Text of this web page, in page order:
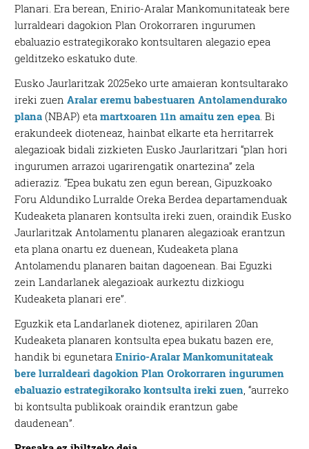
Planari. Era berean, Enirio-Aralar Mankomunitateak bere
lurraldeari dagokion Plan Orokorraren ingurumen
ebaluazio estrategikorako kontsultaren alegazio epea
gelditzeko eskatuko dute.
Eusko Jaurlaritzak 2025eko urte amaieran kontsultarako
ireki zuenAralar eremu babestuaren Antolamendurako
plana (NBAP) etamartxoaren 11n amaitu zen epea. Bi
erakundeek dioteneaz, hainbat elkarte eta herritarrek
alegazioak bidali zizkieten Eusko Jaurlaritzari “plan hori
ingurumen arrazoi ugarirengatik onartezina” zela
adieraziz. “Epea bukatu zen egun berean, Gipuzkoako
Foru Aldundiko Lurralde Oreka Berdea departamenduak
Kudeaketa planaren kontsulta ireki zuen, oraindik Eusko
Jaurlaritzak Antolamentu planaren alegazioak erantzun
eta plana onartu ez duenean, Kudeaketa plana
Antolamendu planaren baitan dagoenean. Bai Eguzki
zein Landarlanek alegazioak aurkeztu dizkiogu
Kudeaketa planari ere”.
Eguzkik eta Landarlanek diotenez, apirilaren 20an
Kudeaketa planaren kontsulta epea bukatu bazen ere,
handik bi egunetaraEnirio-Aralar Mankomunitateak
bere lurraldeari dagokion Plan Orokorraren ingurumen
ebaluazio estrategikorako kontsulta ireki zuen, “aurreko
bi kontsulta publikoak oraindik erantzun gabe
daudenean”.